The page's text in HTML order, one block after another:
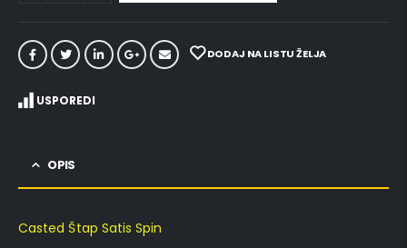
DODAJ NA LISTU ŽELJA
USPOREDI
OPIS
Casted Štap Satis Spin